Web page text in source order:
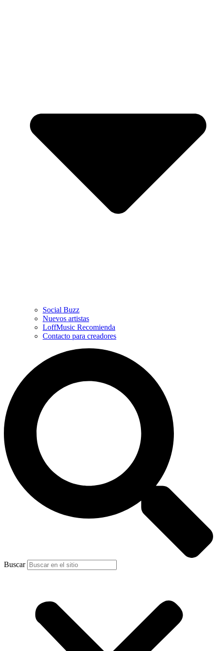
Social Buzz
Nuevos artistas
LoffMusic Recomienda
Contacto para creadores
Buscar